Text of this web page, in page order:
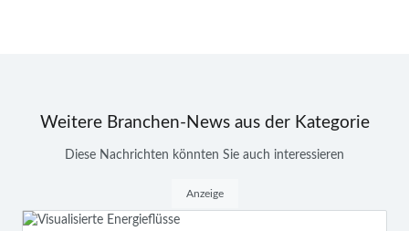
Weitere Branchen-News aus der Kategorie
Diese Nachrichten könnten Sie auch interessieren
Anzeige